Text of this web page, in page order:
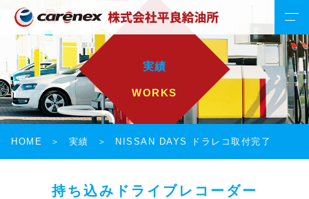
実績
WORKS
HOME 実績 NISSAN DAYS ドラレコ取付完了
持ち込みドライブレコーダー